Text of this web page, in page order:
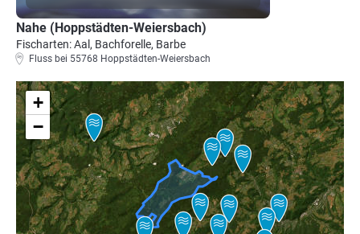
Nahe (Hoppstädten-Weiersbach)
Fischarten: Aal, Bachforelle, Barbe
Fluss bei 55768 Hoppstädten-Weiersbach
+
−